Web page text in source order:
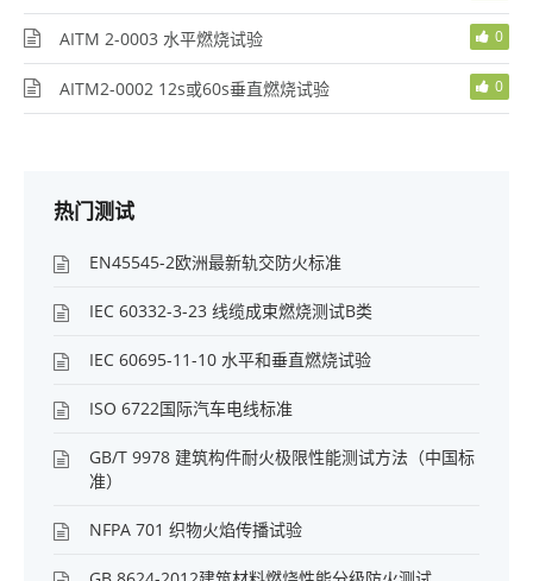
AITM 2-0003 水平燃烧试验 0
AITM2-0002 12s或60s垂直燃烧试验 0
热门测试
EN45545-2欧洲最新轨交防火标准
IEC 60332-3-23 线缆成束燃烧测试B类
IEC 60695-11-10 水平和垂直燃烧试验
ISO 6722国际汽车电线标准
GB/T 9978 建筑构件耐火极限性能测试方法（中国标
准）
NFPA 701 织物火焰传播试验